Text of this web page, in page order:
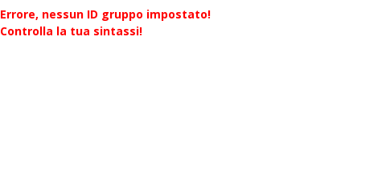
Errore, nessun ID gruppo impostato!
Controlla la tua sintassi!